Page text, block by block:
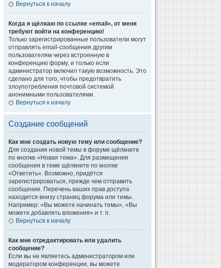
Вернуться к началу
Когда я щёлкаю по ссылке «email», от меня
требуют войти на конференцию!
Только зарегистрированные пользователи могут
отправлять email-сообщения другим
пользователям через встроенную в
конференцию форму, и только если
администратор включил такую возможность. Это
сделано для того, чтобы предотвратить
злоупотребления почтовой системой
анонимными пользователями.
Вернуться к началу
Создание сообщений
Как мне создать новую тему или сообщение?
Для создания новой темы в форуме щёлкните
по кнопке «Новая тема». Для размещения
сообщения в теме щёлкните по кнопке
«Ответить». Возможно, придётся
зарегистрироваться, прежде чем отправить
сообщение. Перечень ваших прав доступа
находится внизу страниц форума или темы.
Например: «Вы можете начинать темы», «Вы
можете добавлять вложения» и т. п.
Вернуться к началу
Как мне отредактировать или удалить
сообщение?
Если вы не являетесь администратором или
модератором конференции, вы можете